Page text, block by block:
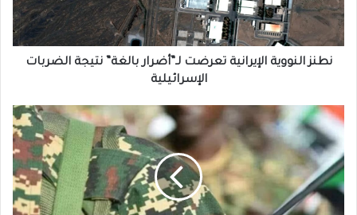
نتيجة
الضربات
الإسرائيلية
نطنز النووية الإيرانية تعرضت لـ”أضرار بالغة” نتيجة الضربات
الإسرائيلية
الجيش
السوداني
يعلن
عن
أمر
هام